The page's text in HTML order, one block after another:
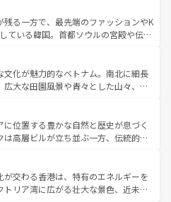
お、新着のハワイ情報
参照してほしい。
も充実しており、サーフィンやダイ
など、アウトドア好きにはたまらな
の多彩な魅力を存分に味わいつくそ
帯である台湾東部など、都市の喧騒
存しており、訪れる人に新しい発見と
れる。また、奥深い台湾の食文化も魅
イーツなど、バラエティ豊かな料理
。 なお、新着の台湾情報は コンテンツ一覧を参
残る一方で、最先端のファッションやK
ている韓国。首都ソウルの宮殿や伝統
ば四季折々の自然美を楽しむことが
ムチや焼肉、絶品のストリートフード
国料理が待っている。夜には、韓国な
、韓国の多彩な魅力を心ゆくまで味
わってみてほしい。 なお、新着の韓国情報はコンテンツ一
。
文化が魅力的なベトナム。南北に細長
広大な田園風景や青々とした山々、世
が息づく。ハノイの古い町並みやホ
ス統治時代の建物も、独特の雰囲気を
た、バラエティの豊かさとおいしさで
ミー、ベトナムコーヒーなどは、ぜ
。どの地域を訪れてもあたたかい人々
れるので、きっと忘れられない旅にな
に位置する豊かな自然と歴史が息づく
は高層ビルが立ち並ぶ一方、伝統的な
。北部ではチェンマイなどの山岳地
、南部ではプーケットやクラビの美し
気分を楽しむことができる。タイ料理
が交わる香港は、特有のエネルギーを
トリア湾に広がる壮大な景色、近未来